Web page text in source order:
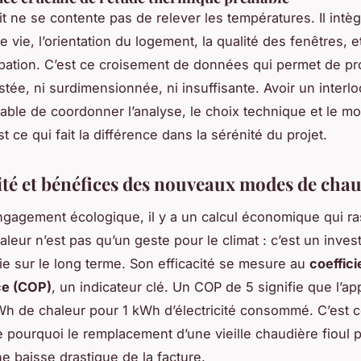
ne se contente pas de relever les températures. Il
vie, l’orientation du logement, la qualité des fenêtres,
C’est ce croisement de données qui permet de
ni surdimensionnée, ni insuffisante. Avoir un
de coordonner l’analyse, le choix technique et le
ce qui fait la différence dans la sérénité du projet.
et bénéfices des nouveaux modes de
écologique, il y a un calcul économique qui
n’est pas qu’un geste pour le climat : c’est un
sur le long terme. Son efficacité se mesure au
(COP), un indicateur clé. Un COP de 5 signifie que
de chaleur pour 1 kWh d’électricité consommé. C’est
pourquoi le remplacement d’une vieille chaudière fioul
baisse drastique de la facture.